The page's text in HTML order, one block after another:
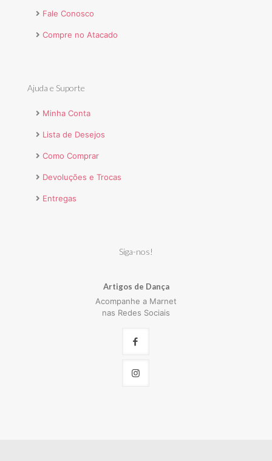
Fale Conosco
Compre no Atacado
Ajuda e Suporte
Minha Conta
Lista de Desejos
Como Comprar
Devoluções e Trocas
Entregas
Siga-nos!
Artigos de Dança
Acompanhe a Marnet
nas Redes Sociais